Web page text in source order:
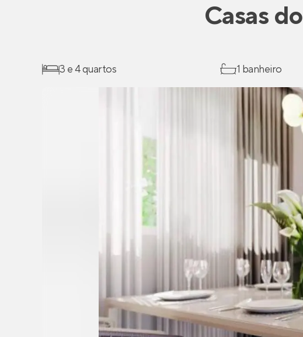
Casas do
3 e 4 quartos 1 banheiro